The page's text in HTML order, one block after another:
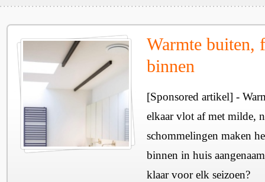
Warmte buiten,
binnen
[Sponsored artikel] -
elkaar vlot af met milde,
schommelingen maken
binnen in huis
klaar voor elk seizoen?